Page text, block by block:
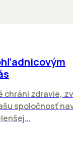
chráni zdravie,
spoločnosť